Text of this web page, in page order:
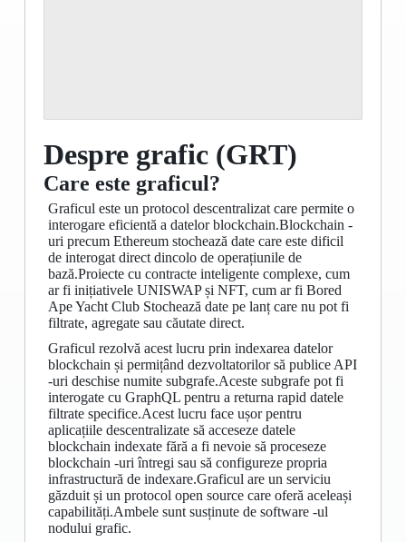
Despre grafic (GRT)
Care este graficul?
Graficul este un protocol descentralizat care permite o
interogare eficientă a datelor blockchain.Blockchain -
uri precum Ethereum stochează date care este dificil
de interogat direct dincolo de operațiunile de
bază.Proiecte cu contracte inteligente complexe, cum
ar fi inițiativele UNISWAP și NFT, cum ar fi Bored
Ape Yacht Club Stochează date pe lanț care nu pot fi
filtrate, agregate sau căutate direct.
Graficul rezolvă acest lucru prin indexarea datelor
blockchain și permițând dezvoltatorilor să publice API
-uri deschise numite subgrafe.Aceste subgrafe pot fi
interogate cu GraphQL pentru a returna rapid datele
filtrate specifice.Acest lucru face ușor pentru
aplicațiile descentralizate să acceseze datele
blockchain indexate fără a fi nevoie să proceseze
blockchain -uri întregi sau să configureze propria
infrastructură de indexare.Graficul are un serviciu
găzduit și un protocol open source care oferă aceleași
capabilități.Ambele sunt susținute de software -ul
nodului grafic.